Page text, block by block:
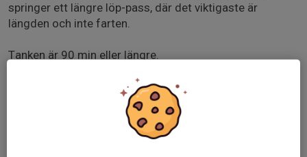
springer ett längre löp-pass, där det viktigaste är
längden och inte farten.
Tanken är 90 min eller längre.
Skriv gärna det tempo som du vill springa i så kommer
fler ansluta. Vi brukar ha grupper som springer mellan 5-
6:30 tempo, kan även vara något snabbare eller